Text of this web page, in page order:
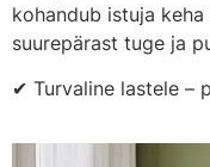
kohandub istuja
suurepärast tuge ja
✔ Turvaline lastele –